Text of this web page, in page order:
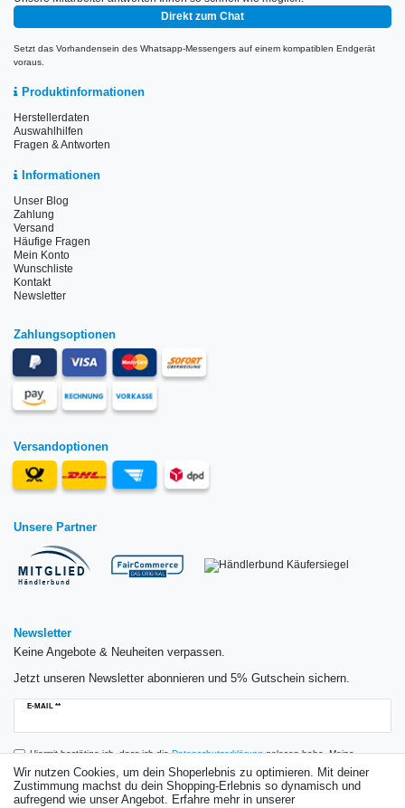
Direkt zum Chat
Setzt das Vorhandensein des Whatsapp-Messengers auf einem kompatiblen Endgerät
voraus.
Produktinformationen
Herstellerdaten
Auswahlhilfen
Fragen & Antworten
Informationen
Unser Blog
Zahlung
Versand
Häufige Fragen
Mein Konto
Wunschliste
Kontakt
Newsletter
Zahlungsoptionen
Versandoptionen
Unsere Partner
Newsletter
Keine Angebote & Neuheiten verpassen.
Jetzt unseren Newsletter abonnieren und 5% Gutschein sichern.
E-MAIL **
Newsletter
Hiermit bestätige ich, dass ich dieDaten­schutz­erklärunggelesen habe. Meine
Einwilligung kann ich jederzeit widerrufen.**
Wir nutzen Cookies, um dein Shoperlebnis zu optimieren. Mit deiner
Zustimmung machst du dein Shopping-Erlebnis so dynamisch und
aufregend wie unser Angebot. Erfahre mehr in unserer